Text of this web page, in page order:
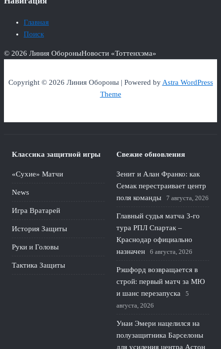
Главная
Поиск
© 2026 Линия ОбороныНовости «Тоттенхэма»
Copyright © 2026 Линия Обороны | Powered byAstra WordPress
Theme
Классика защитной игры
«Сухие» Матчи
News
Игра Вратарей
История Защиты
Руки и Головы
Тактика Защиты
Свежие обновления
Зенит и Алан Франко: как
Семак перестраивает центр
поля команды
7 августа, 2026
Главный судья матча 3-го
тура РПЛ Спартак –
Краснодар официально
назначен
6 августа, 2026
Рэшфорд возвращается в
строй: первый матч за МЮ
и шанс перезапуска
5
августа, 2026
Унаи Эмери нацелился на
полузащитника Барселоны
для усиления центра Астон